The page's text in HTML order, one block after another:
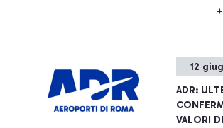
non
12
ADR:
VALORI